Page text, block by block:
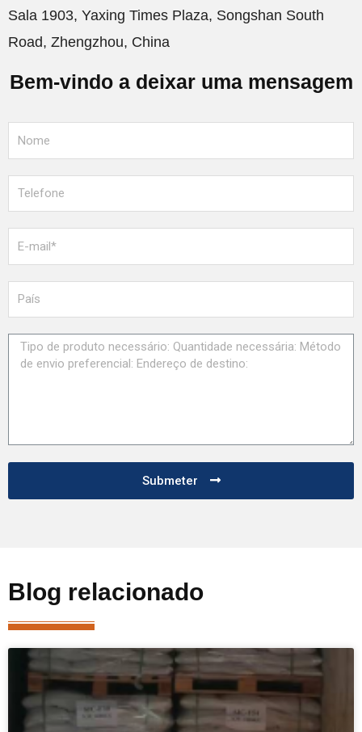
Sala 1903, Yaxing Times Plaza, Songshan South
Road, Zhengzhou, China
Bem-vindo a deixar uma mensagem
Submeter
Blog relacionado